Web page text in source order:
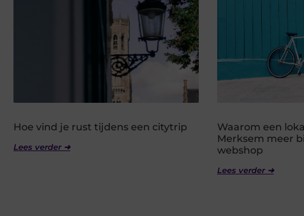
Hoe vind je rust tijdens een citytrip
Lees verder ➜
Waarom een
Merksem meer
webshop
Lees verder ➜